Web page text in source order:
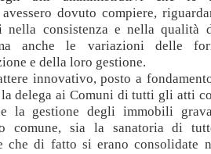
dovuto compiere,
nella consistenza e nella qualità
anche le variazioni delle
e della loro gestione.
innovativo, posto a
la delega ai Comuni di tutti gli atti
la gestione degli immobili
comune, sia la sanatoria di
che di fatto si erano consolidate